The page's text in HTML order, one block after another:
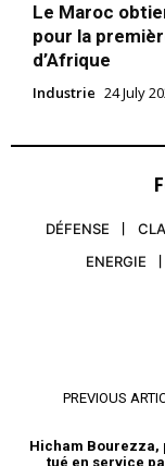
Le Maroc
pour la
d’Afrique
Industrie 24 July
DÉFENSE
ENERGIE
PREVIOUS
Hicham Bourezza,
tué en service